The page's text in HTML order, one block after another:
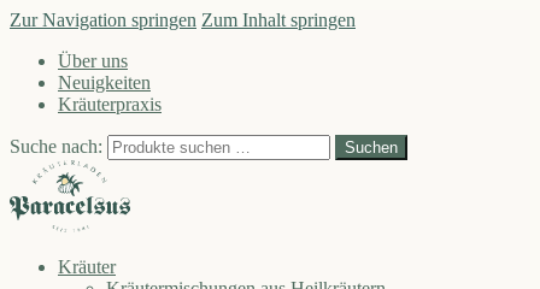
Zur Navigation springen Zum Inhalt springen
Über uns
Neuigkeiten
Kräuterpraxis
Suche nach: Suchen
Kräuter